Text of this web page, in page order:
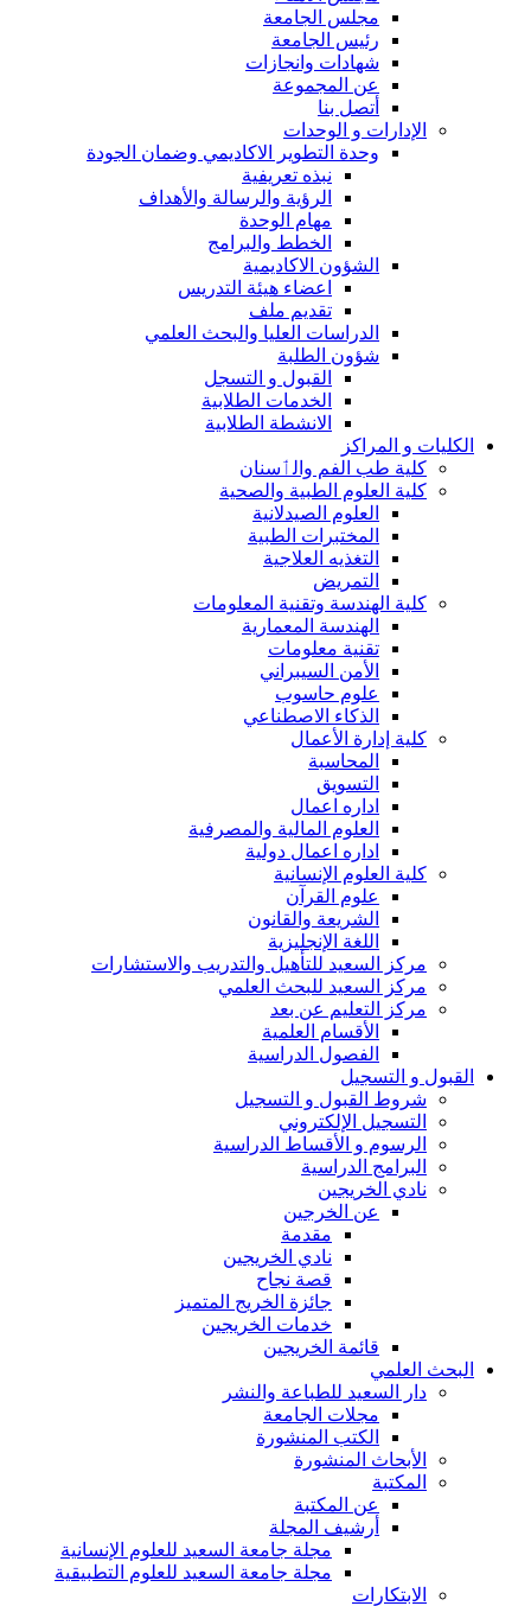
مجلس الجامعة
رئيس الجامعة
شهادات وانجازات
عن المجموعة
أتصل بنا
الإدارات و الوحدات
وحدة التطوير الاكاديمي وضمان الجودة
نبذه تعريفية
الرؤية والرسالة والأهداف
مهام الوحدة
الخطط والبرامج
الشؤون الاكاديمية
اعضاء هيئة التدريس
تقديم ملف
الدراسات العليا والبحث العلمي
شؤون الطلبة
القبول و التسجل
الخدمات الطلابية
الانشطة الطلابية
الكليات و المراكز
كلية طب الفم والٲسنان
كلية العلوم الطبية والصحية
العلوم الصيدلانية
المختبرات الطبية
التغذيه العلاجية
التمريض
كلية الهندسة وتقنية المعلومات
الهندسة المعمارية
تقنية معلومات
الأمن السيبراني
علوم حاسوب
الذكاء الاصطناعي
كلية إدارة الأعمال
المحاسبة
التسويق
اداره اعمال
العلوم المالية والمصرفية
اداره اعمال دولية
كلية العلوم الإنسانية
علوم القرآن
الشريعة والقانون
اللغة الإنجليزية
مركز السعيد للتأهيل والتدريب والاستشارات
مركز السعيد للبحث العلمي
مركز التعليم عن بعد
الأقسام العلمية
الفصول الدراسية
القبول و التسجيل
شروط القبول و التسجيل
التسجيل الإلكتروني
الرسوم و الأقساط الدراسية
البرامج الدراسية
نادي الخريجين
عن الخرجين
مقدمة
نادي الخريجين
قصة نجاح
جائزة الخريج المتميز
خدمات الخريجين
قائمة الخريجين
البحث العلمي
دار السعيد للطباعة والنشر
مجلات الجامعة
الكتب المنشورة
الأبحاث المنشورة
المكتبة
عن المكتبة
أرشيف المجلة
مجلة جامعة السعيد للعلوم الإنسانية
مجلة جامعة السعيد للعلوم التطبيقية
الابتكارات